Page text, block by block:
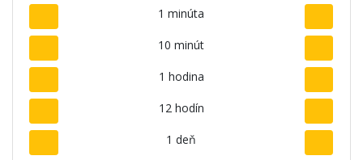
1 minúta
10 minút
1 hodina
12 hodín
1 deň